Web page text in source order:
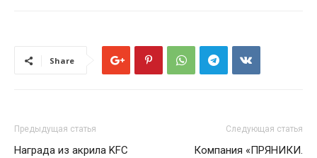
Share
Предыдущая статья
Награда из акрила KFC
Следующая статья
Компания «ПРЯНИКИ.